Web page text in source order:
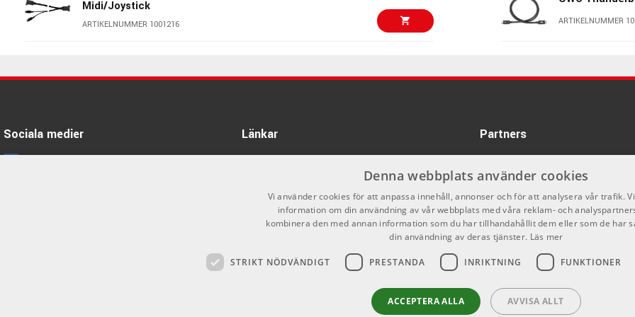
Midi/Joystick
ARTIKELNUMMER 1001216
1,5 m
280 kr
300 kr
300 kr
ARTIKELNUMMER
ARTIKELNUMMER
Universal Audio
Analog
ARTIKELNUMMER
Shure
ARTIKELNUMMER
Sociala medier Länkar
Köpvillkor
Varumärken
Partners
Denna webbplats använder cookies
Vi använder cookies för att anpassa innehåll, annonser och för att analysera vår trafik.
information om din användning av vår webbplats med våra reklam- och
kombinera den med annan information som du har tillhandahållit dem eller som de har
din användning av deras tjänster. Läs mer
STRIKT NÖDVÄNDIGT PRESTANDA INRIKTNING FUNKTIONER
ACCEPTERA ALLA AVVISA ALLT